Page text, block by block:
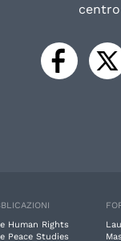
Human Rights
Peace Studies